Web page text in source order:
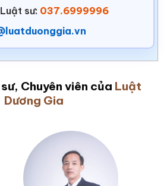
sư: 037.6999996
Chuyên viên của Luật
Dương Gia